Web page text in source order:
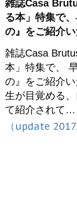
雑誌Casa
る本」特集で
の』をご紹介
雑誌Casa
本」特集で、
の』をご紹介
生が目覚める
て紹介されて…
（update